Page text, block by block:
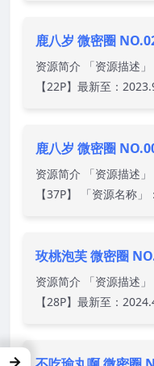
鹿八岁 微密圈
资源简介 「资源描述
【22P】最新至：
鹿八岁 微密圈
资源简介 「资源描述
【37P】 「资源名称
玫桃泡芙 微密圈
资源简介 「资源描述
【28P】最新至：
→